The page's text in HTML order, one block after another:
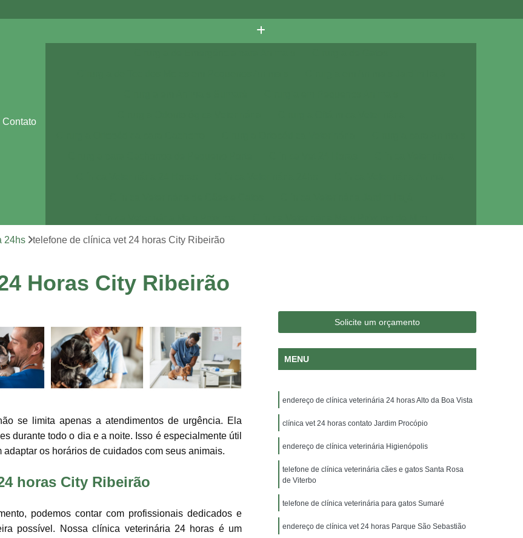
Contato
Clínica Veterinária Perto de Mim
Consulta de Veterinário
Consulta Dermatologia Veterinária
Consulta Veterinária para Gatos
Consulta Veterinária Sumaré
Veterinária Dermatologista
Veterinária Neurologista
Veterinária Oftalmologista
Veterinária Oncologista
Veterinário Gastroenterologista Sumaré
Veterinário Hematologista
Veterinário Nutrólogo
Veterinário Odontologista
Veterinário Ortopedista
Ecocardiograma Veterinário
Exame de Citologia em Cães
Exame de Urina Veterinário
Exame Ortopedico Veterinário
Exame Veterinário
Exame Veterinário Jardim Irajá
Exames Laboratoriais Veterinários
Raio X Veterinário
Ultrassom Veterinário
Internação 24 Horas para Animais
Internação para Animais
24hs telefone de clínica vet 24 horas City Ribeirão
Horas City Ribeirão
se limita apenas a atendimentos de urgência. Ela
durante todo o dia e a noite. Isso é especialmente útil
os horários de cuidados com seus animais.
horas City Ribeirão
podemos contar com profissionais dedicados e
possível. Nossa clínica veterinária 24 horas é um
Solicite um orçamento
MENU
endereço de clínica veterinária 24 horas Alto da Boa Vista
clínica vet 24 horas contato Jardim Procópio
endereço de clínica veterinária Higienópolis
telefone de clínica veterinária cães e gatos Santa Rosa
de Viterbo
telefone de clínica veterinária para gatos Sumaré
endereço de clínica vet 24 horas Parque São Sebastião